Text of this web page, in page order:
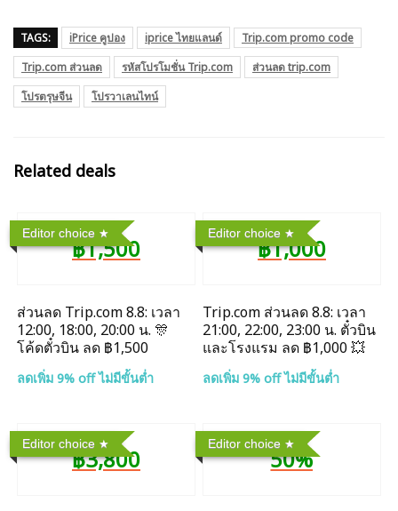
TAGS: iPrice คูปอง iprice ไทยแลนด์
Trip.com promo code
Trip.com ส่วนลด
รหัสโปรโมชั่น Trip.com
ส่วนลด trip.com
โปรตรุษจีน
โปรวาเลนไทน์
Related deals
Editor choice
฿1,500
ส่วนลด Trip.com 8.8: เวลา
12:00, 18:00, 20:00 น. 🎊
โค้ดตั๋วบิน ลด ฿1,500
ลดเพิ่ม 9% off ไม่มีขั้นต่ำ
Editor choice
฿1,000
Trip.com ส่วนลด 8.8: เวลา
21:00, 22:00, 23:00 น. ตั๋วบิน
และโรงแรม ลด ฿1,000 💥
ลดเพิ่ม 9% off ไม่มีขั้นต่ำ
Editor choice
฿3,800
Editor choice
50%